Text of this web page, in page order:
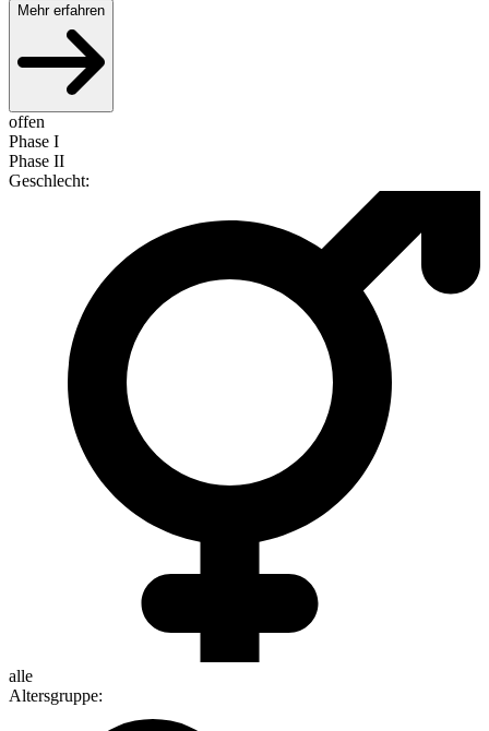
Mehr erfahren
offen
Phase I
Phase II
Geschlecht:
alle
Altersgruppe: